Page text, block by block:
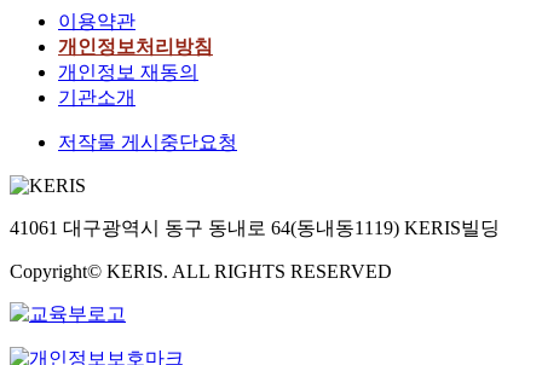
이용약관
개인정보처리방침
개인정보 재동의
기관소개
저작물 게시중단요청
41061 대구광역시 동구 동내로 64(동내동1119) KERIS빌딩
Copyright© KERIS. ALL RIGHTS RESERVED